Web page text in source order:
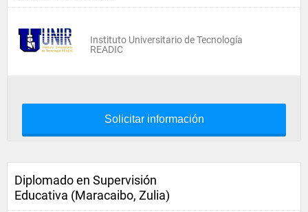
Instituto Universitario de Tecnología
READIC
Solicitar información
Diplomado en Supervisión
Educativa (Maracaibo, Zulia)